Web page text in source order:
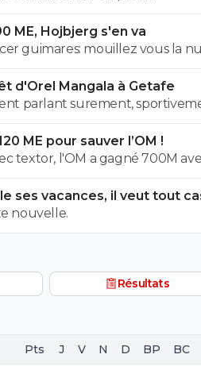
ME, Hojbjerg s'en va
guimares: mouillez vous la
d'Orel Mangala à Getafe
parlant surement,
bien pire
ME pour sauver l’OM !
textor, l'OM a gagné 700M
même merde financiere...
ses vacances, il veut tout
nouvelle.
Résultats
Pts J V N D BP BC